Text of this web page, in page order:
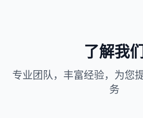
了解我
专业团队，丰富经验，为您
务